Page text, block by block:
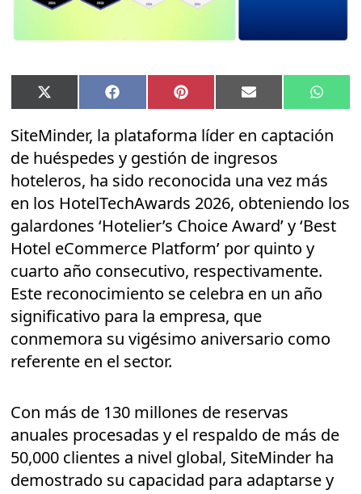
Compartir
en
X
(Twitter)
Compartir
en
Facebook Compartir
en
Pinterest Compartir
en
Email
en
SiteMinder, la plataforma líder en captación
de huéspedes y gestión de ingresos
hoteleros, ha sido reconocida una vez más
en los HotelTechAwards 2026, obteniendo los
galardones ‘Hotelier’s Choice Award’ y ‘Best
Hotel eCommerce Platform’ por quinto y
cuarto año consecutivo, respectivamente.
Este reconocimiento se celebra en un año
significativo para la empresa, que
conmemora su vigésimo aniversario como
referente en el sector.
Con más de 130 millones de reservas
anuales procesadas y el respaldo de más de
50,000 clientes a nivel global, SiteMinder ha
demostrado su capacidad para adaptarse y